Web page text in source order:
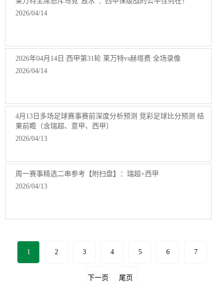
2026/04/14
2026年04月14日 西甲第31轮 莱万特vs赫塔费 全场录像
2026/04/14
4月13日多场足球赛事赛前深度分析预测 竞彩足球比分预测 结
果前瞻（含瑞超、意甲、西甲）
2026/04/13
周一赛事精选二串参考【附扫盘】：瑞超+西甲
2026/04/13
1 2 3 4 5 6 7
下一页 尾页